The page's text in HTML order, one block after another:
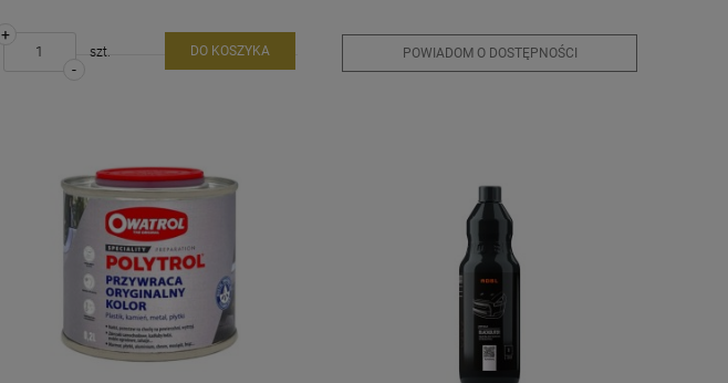
-
+
szt. DO KOSZYKA POWIADOM O DOSTĘPNOŚCI